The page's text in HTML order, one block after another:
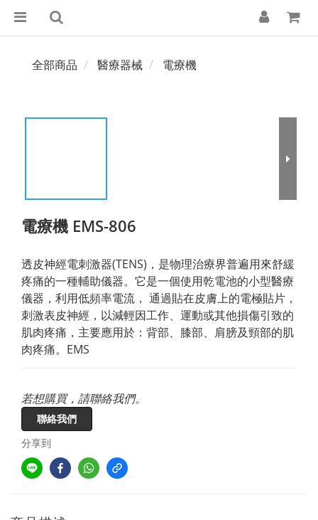
全部商品 醫療器械 電療機
電療機 EMS-806
透皮神經電刺激器(TENS)，是物理治療界普遍用來舒緩
疼痛的一種輔助儀器。它是一個使用乾電池的小型醫療
儀器，利用低頻率電流， 通過貼在皮膚上的電極貼片，
刺激表皮神經，以減輕因工作、運動或其他損傷引致的
肌肉疼痛，主要應用於：背部、膝部、肩膀及頸部的肌
肉疼痛。EMS
若想購買，請聯絡我們。
聯絡我們
分享到